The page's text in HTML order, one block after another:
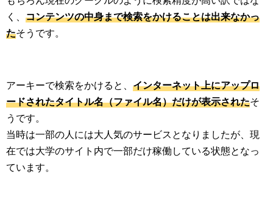
く、 コンテンツの中身まで検索をかけることは出来なかっ
たそうです。
アーキーで検索をかけると、 インターネット上にアップロ
ードされたタイトル名（ファイル名）だけが表示されたそ
うです。
当時は一部の人には大人気のサービスとなりましたが、現
在では大学のサイト内で一部だけ稼働している状態となっ
ています。